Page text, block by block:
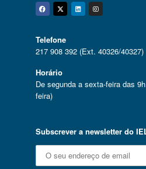
Facebook
Twitter
Linkedin
Telefone
217 908 392 (Ext. 40326/40327)
Horário
De segunda a sexta-feira das
feira)
Subscrever a newsletter do